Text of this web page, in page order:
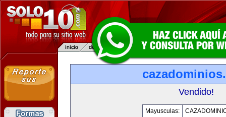
Vendido!
Mayusculas: